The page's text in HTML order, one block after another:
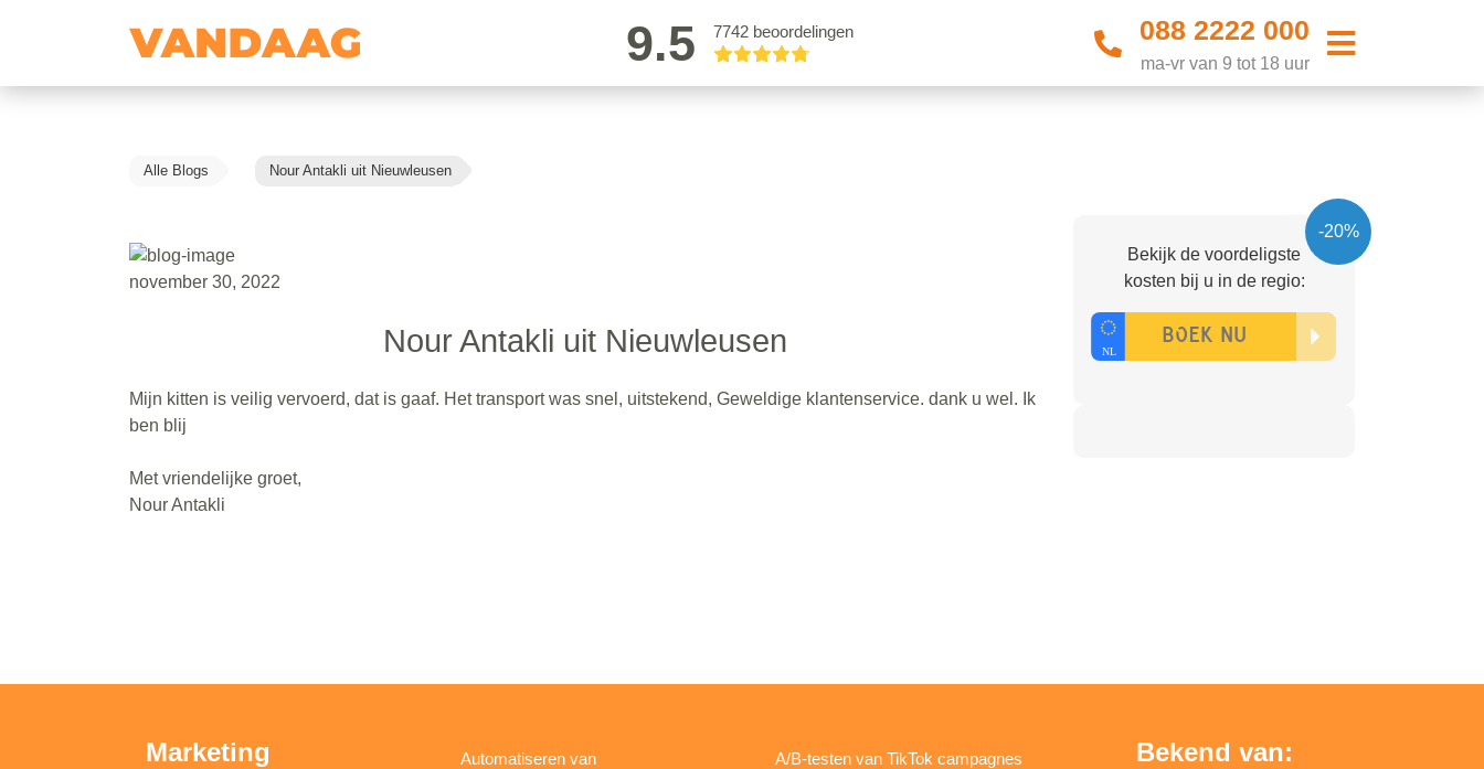
9.5 7742 beoordelingen 088 2222 000
ma-vr van 9 tot 18 uur
Alle Blogs Nour Antakli uit Nieuwleusen
november 30, 2022
Nour Antakli uit Nieuwleusen
Mijn kitten is veilig vervoerd, dat is gaaf. Het transport was snel, uitstekend, Geweldige klantenservice. dank u wel. Ik
ben blij
Met vriendelijke groet,
Nour Antakli
-20%
Bekijk de voordeligste
kosten bij u in de regio:
Marketing
Automatiseren van
A/B-testen van TikTok campagnes
Bekend van: